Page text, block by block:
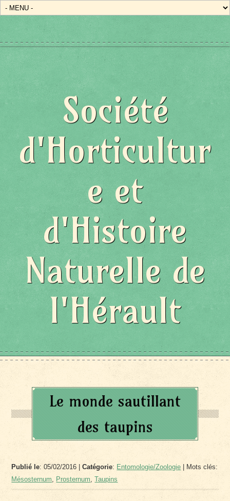
Société
d'Horticultur
e et
d'Histoire
Naturelle de
l'Hérault
Le monde sautillant
des taupins
Publié le: 05/02/2016 |Catégorie: Entomologie/Zoologie | Mots clés:
Mésosternum, Prosternum,Taupins